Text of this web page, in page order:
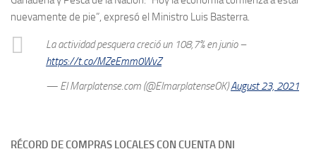
nuevamente de pie”, expresó el Ministro Luis Basterra.
La actividad pesquera creció un 108,7% en junio –
https://t.co/MZeEmm0WvZ
— El Marplatense.com (@ElmarplatenseOK)August 23, 2021
RÉCORD DE COMPRAS LOCALES CON CUENTA DNI